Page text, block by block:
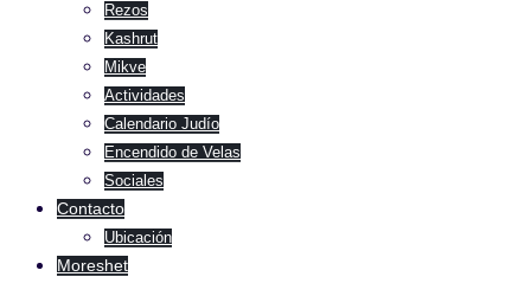
Rezos
Kashrut
Mikve
Actividades
Calendario Judío
Encendido de Velas
Sociales
Contacto
Ubicación
Moreshet